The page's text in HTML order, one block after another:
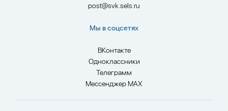
post@svk.sels.ru
Мы в соцсетях
ВКонтакте
Одноклассники
Телеграмм
Мессенджер MAX